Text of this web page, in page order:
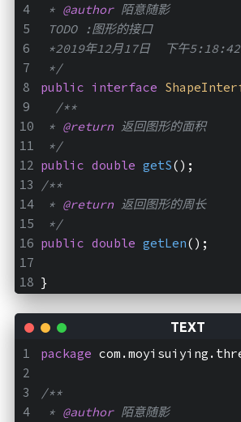
* @author 陌意随影
TODO :图形的接口
*2019年12月17日  下午5:18:42
*/
public interface
/**
* @return 返回图形的面积
*/
public double getS() ;
/**
* @return 返回图形的周长
*/
public double getLen() ;
}
package
/**
* @author 陌意随影